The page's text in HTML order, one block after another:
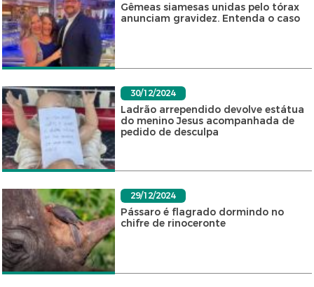
Gêmeas siamesas unidas pelo tórax
anunciam gravidez. Entenda o caso
30/12/2024
Ladrão arrependido devolve estátua
do menino Jesus acompanhada de
pedido de desculpa
29/12/2024
Pássaro é flagrado dormindo no
chifre de rinoceronte